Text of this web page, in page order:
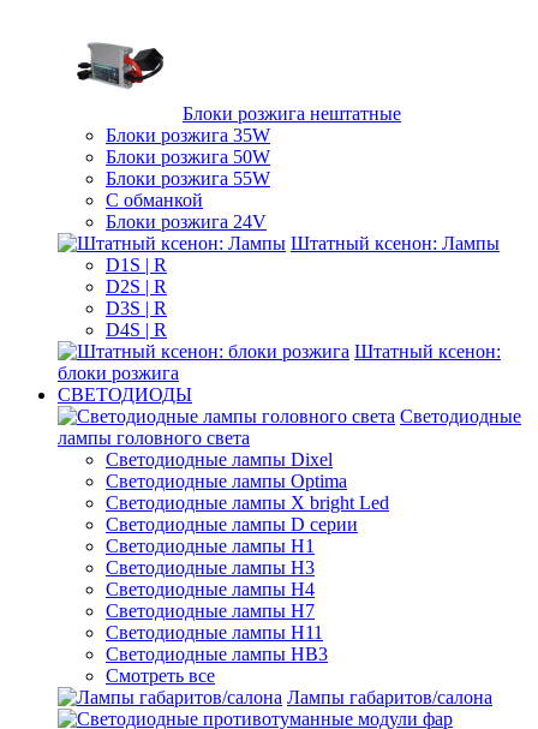
Блоки розжига нештатные
Блоки розжига 35W
Блоки розжига 50W
Блоки розжига 55W
С обманкой
Блоки розжига 24V
Штатный ксенон: Лампы
D1S | R
D2S | R
D3S | R
D4S | R
Штатный ксенон:
блоки розжига
СВЕТОДИОДЫ
Светодиодные
лампы головного света
Светодиодные лампы Dixel
Светодиодные лампы Optima
Светодиодные лампы X bright Led
Светодиодные лампы D серии
Светодиодные лампы H1
Светодиодные лампы H3
Светодиодные лампы H4
Светодиодные лампы H7
Светодиодные лампы H11
Светодиодные лампы HB3
Смотреть все
Лампы габаритов/салона